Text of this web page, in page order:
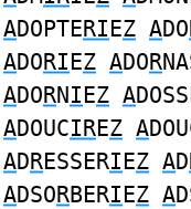
ADOPTERIEZ ADO
ADORIEZ ADOR
ADORNIEZ A
ADOUCIREZ A
ADRESSERIEZ AD
ADSORBERIEZ A